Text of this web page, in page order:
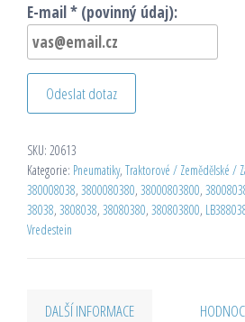
E-mail * (povinný údaj):
Odeslat dotaz
SKU: 20613
Kategorie: Pneumatiky, Traktorové / Zemědělské /
380008038, 3800080380, 38000803800,
38038, 3808038, 38080380, 380803800,
Vredestein
DALŠÍ INFORMACE